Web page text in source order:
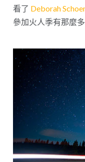
看了 Deborah
參加火人季有那麼